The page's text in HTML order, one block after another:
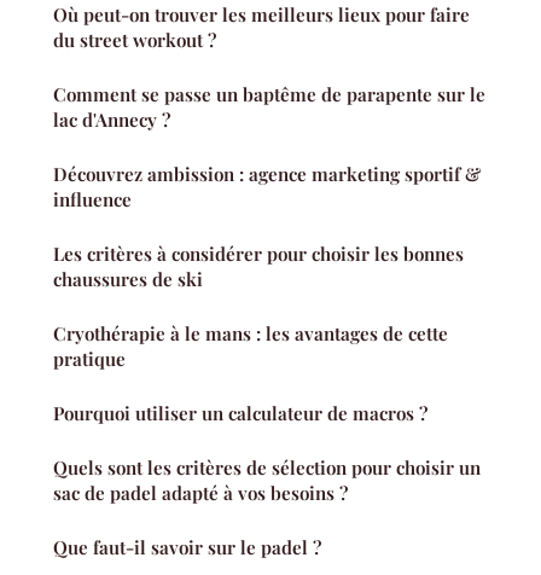
Où peut-on trouver les meilleurs lieux pour faire
du street workout ?
Comment se passe un baptême de parapente sur le
lac d'Annecy ?
Découvrez ambission : agence marketing sportif &
influence
Les critères à considérer pour choisir les bonnes
chaussures de ski
Cryothérapie à le mans : les avantages de cette
pratique
Pourquoi utiliser un calculateur de macros ?
Quels sont les critères de sélection pour choisir un
sac de padel adapté à vos besoins ?
Que faut-il savoir sur le padel ?